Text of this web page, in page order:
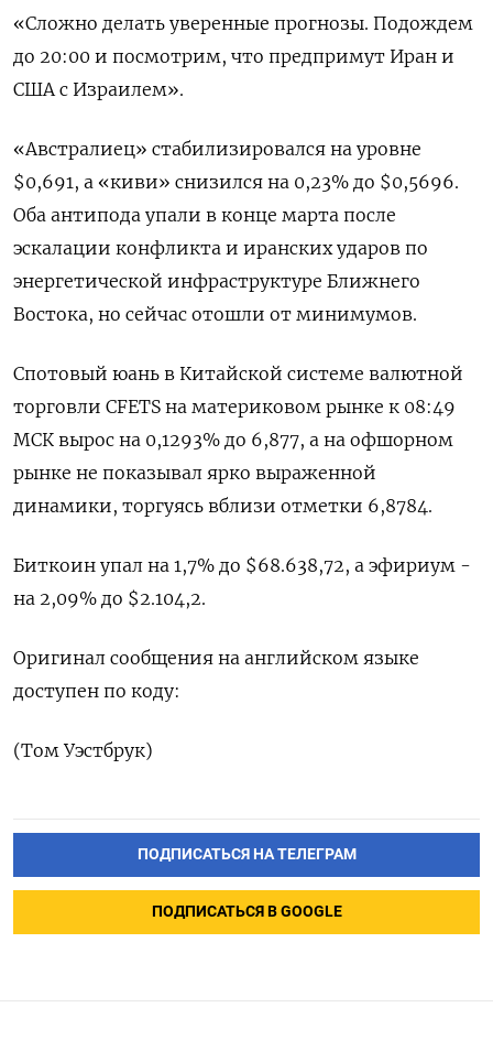
«Сложно делать уверенные прогнозы. Подождем
до 20:00 и посмотрим, что предпримут Иран и
США с Израилем».
«Австралиец» стабилизировался на уровне
$0,691, а «киви» снизился на 0,23% до $0,5696.
Оба антипода упали в конце марта после
эскалации конфликта и иранских ​ударов по
энергетической инфраструктуре ⁠Ближнего
Востока, но сейчас отошли от минимумов.
Спотовый юань в Китайской системе валютной
торговли CFETS на материковом рынке ‌к 08:49
МСК вырос на 0,1293% до 6,877, а на офшорном
‌рынке не показывал ярко выраженной
динамики, торгуясь вблизи отметки 6,8784.
Биткоин упал на ​1,7% до $68.638,72, а эфириум -
на 2,09% до $2.104,2.
Оригинал сообщения ‌на английском языке
доступен по коду:
(Том Уэстбрук)
ПОДПИСАТЬСЯ НА ТЕЛЕГРАМ
ПОДПИСАТЬСЯ В GOOGLE